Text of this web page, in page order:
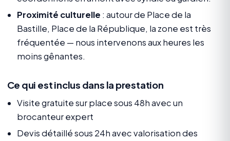
Proximité culturelle : autour de Place de la
Bastille, Place de la République, la zone est très
fréquentée — nous intervenons aux heures les
moins gênantes.
Ce qui est inclus dans la prestation
Visite gratuite sur place sous 48h avec un
brocanteur expert
Devis détaillé sous 24h avec valorisation des